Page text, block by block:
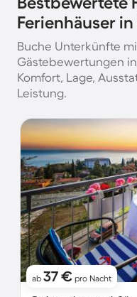
Ferienhäuser
Buche Unterkünfte
Gästebewertungen
Komfort, Lage,
Leistung.
ab 37 € pro Nacht